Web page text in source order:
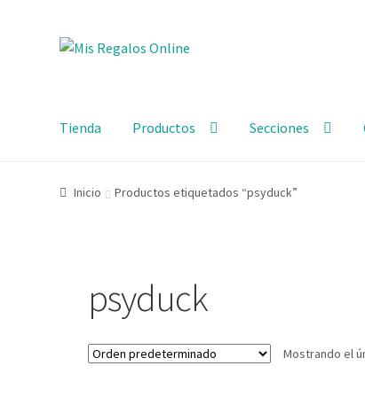
Tienda Productos Secciones
Inicio Productos etiquetados “psyduck”
psyduck
Mostrando el